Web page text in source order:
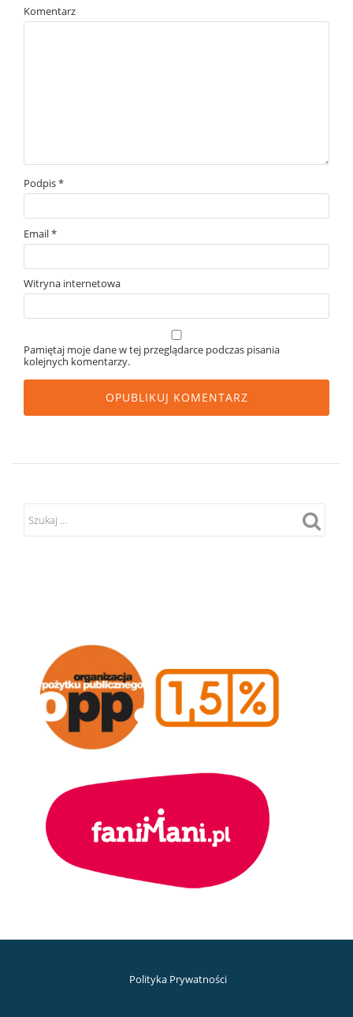
Komentarz
Podpis*
Email*
Witryna internetowa
Pamiętaj moje dane w tej przeglądarce podczas pisania
kolejnych komentarzy.
Polityka Prywatności